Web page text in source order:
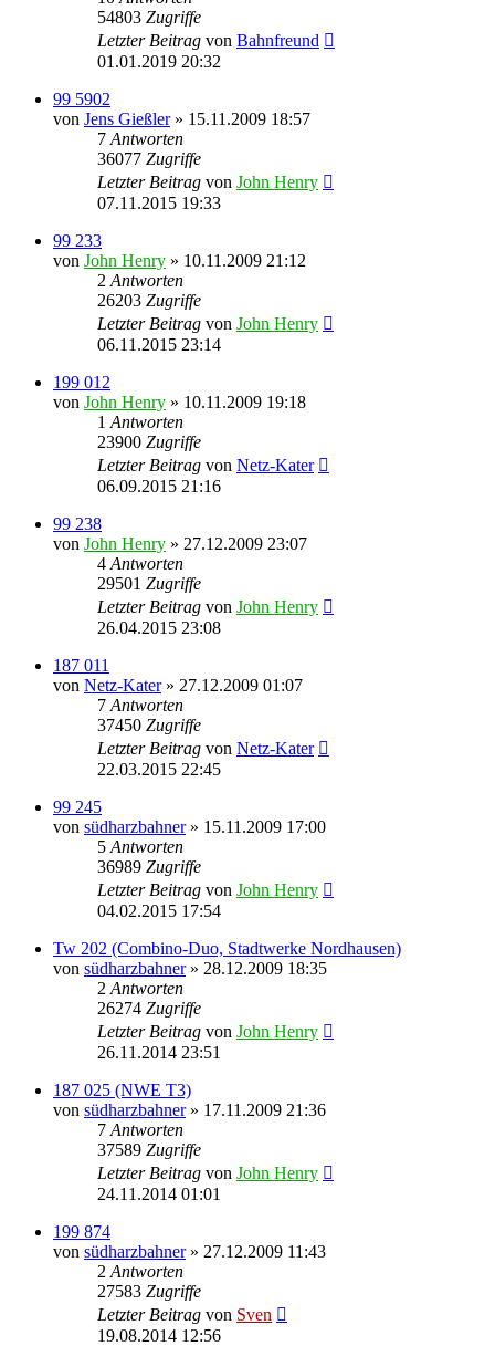
54803 Zugriffe
Letzter Beitrag von Bahnfreund
01.01.2019 20:32
99 5902
von Jens Gießler» 15.11.2009 18:57
7 Antworten
36077 Zugriffe
Letzter Beitrag von John Henry
07.11.2015 19:33
99 233
von John Henry » 10.11.2009 21:12
2 Antworten
26203 Zugriffe
Letzter Beitrag von John Henry
06.11.2015 23:14
199 012
von John Henry » 10.11.2009 19:18
1 Antworten
23900 Zugriffe
Letzter Beitrag von Netz-Kater
06.09.2015 21:16
99 238
von John Henry » 27.12.2009 23:07
4 Antworten
29501 Zugriffe
Letzter Beitrag von John Henry
26.04.2015 23:08
187 011
von Netz-Kater» 27.12.2009 01:07
7 Antworten
37450 Zugriffe
Letzter Beitrag von Netz-Kater
22.03.2015 22:45
99 245
von südharzbahner» 15.11.2009 17:00
5 Antworten
36989 Zugriffe
Letzter Beitrag von John Henry
04.02.2015 17:54
Tw 202 (Combino-Duo, Stadtwerke Nordhausen)
von südharzbahner» 28.12.2009 18:35
2 Antworten
26274 Zugriffe
Letzter Beitrag von John Henry
26.11.2014 23:51
187 025 (NWE T3)
von südharzbahner» 17.11.2009 21:36
7 Antworten
37589 Zugriffe
Letzter Beitrag von John Henry
24.11.2014 01:01
199 874
von südharzbahner» 27.12.2009 11:43
2 Antworten
27583 Zugriffe
Letzter Beitrag von Sven
19.08.2014 12:56